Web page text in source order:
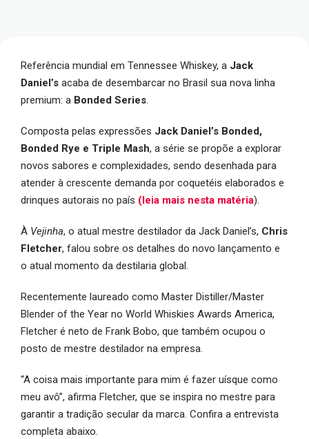
Referência mundial em Tennessee Whiskey, a Jack
Daniel’s acaba de desembarcar no Brasil sua nova linha
premium: a Bonded Series
Composta pelas expressões Jack Daniel’s Bonded,
Bonded Rye e Triple Mash, a série se propõe a explorar
novos sabores e complexidades, sendo desenhada para
atender à crescente demanda por coquetéis elaborados e
drinques autorais no país (leia mais nesta matéria).
À Vejinha, o atual mestre destilador da Jack Daniel’s, Chris
Fletcher, falou sobre os detalhes do novo lançamento e
o atual momento da destilaria global.
Recentemente laureado como Master Distiller/Master
Blender of the Year no World Whiskies Awards America,
Fletcher é neto de Frank Bobo, que também ocupou o
posto de mestre destilador na empresa.
“A coisa mais importante para mim é fazer uísque como
meu avô”, afirma Fletcher, que se inspira no mestre para
garantir a tradição secular da marca. Confira a entrevista
completa abaixo.